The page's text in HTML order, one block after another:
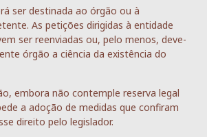
ser destinada ao órgão ou à
As petições dirigidas à entidade
ser reenviadas ou, pelo menos, deve-
órgão a ciência da existência do
embora não contemple reserva legal
a adoção de medidas que confiram
direito pelo legislador.